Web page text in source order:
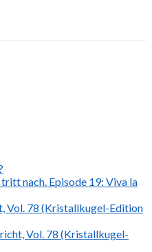
nach. Episode 19: Viva la
Vol. 78 (Kristallkugel-Edition
Vol. 78 (Kristallkugel-